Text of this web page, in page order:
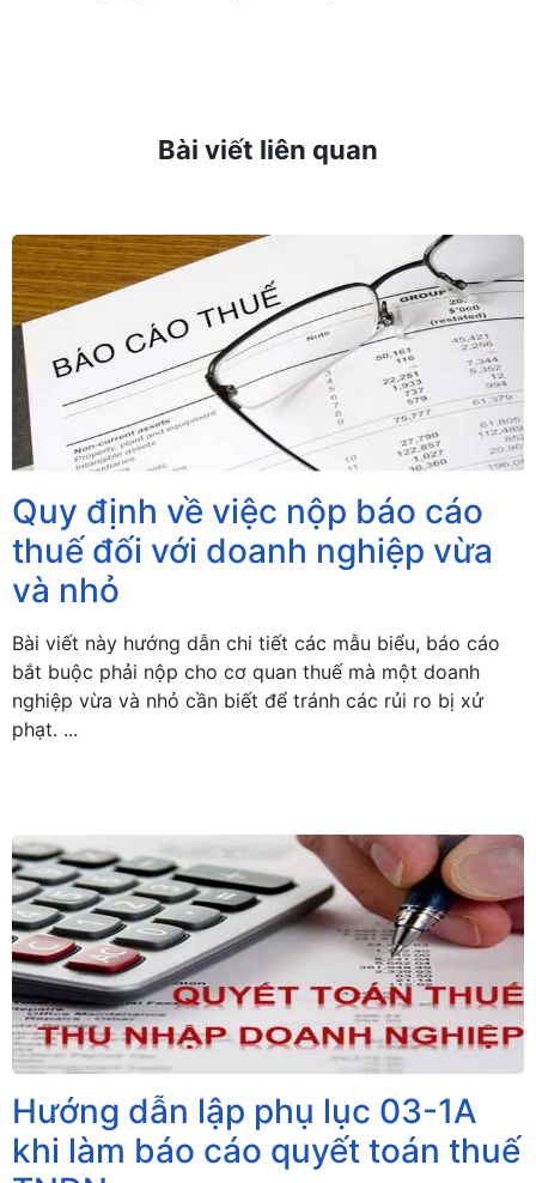
Bài viết liên quan
Quy định về việc nộp báo cáo
thuế đối với doanh nghiệp vừa
và nhỏ
Bài viết này hướng dẫn chi tiết các mẫu biểu, báo cáo
bắt buộc phải nộp cho cơ quan thuế mà một doanh
nghiệp vừa và nhỏ cần biết để tránh các rủi ro bị xử
phạt. ...
Hướng dẫn lập phụ lục 03-1A
khi làm báo cáo quyết toán thuế